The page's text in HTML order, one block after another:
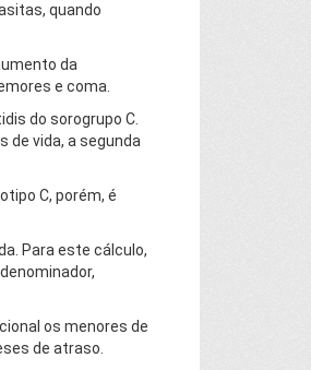
quando
da
e coma.
do sorogrupo C.
de vida, a segunda
C, porém, é
Para este cálculo,
os menores de
de atraso.